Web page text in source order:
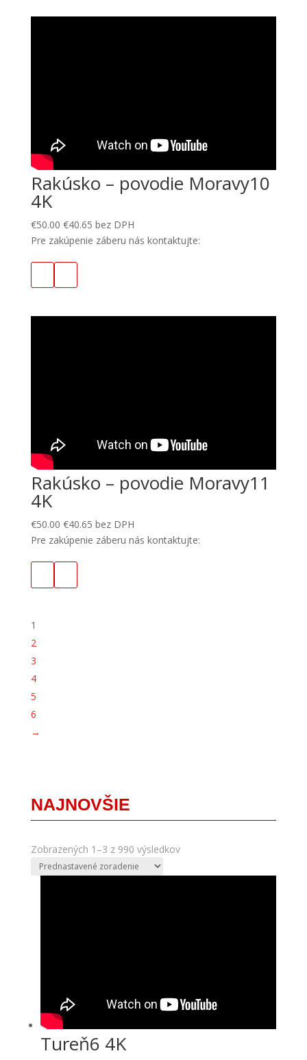
Rakúsko – povodie Moravy10
4K
€50.00 €40.65 bez DPH
Pre zakúpenie záberu nás kontaktujte:
Rakúsko – povodie Moravy11
4K
€50.00 €40.65 bez DPH
Pre zakúpenie záberu nás kontaktujte:
1
2
3
4
5
6
→
NAJNOVŠIE
Zobrazených 1–3 z 990 výsledkov
Tureň6 4K